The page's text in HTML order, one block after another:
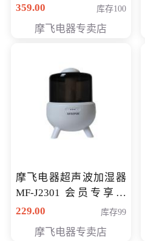
168元
359.00 库存100
摩飞电器专卖店
摩飞电器超声波加湿器
MF-J2301 会员专享价
168元
229.00 库存99
摩飞电器专卖店